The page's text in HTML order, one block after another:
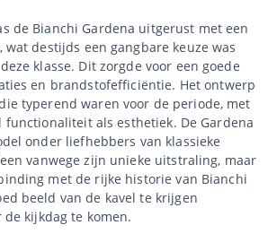
de Bianchi Gardena uitgerust met een
wat destijds een gangbare keuze was
klasse. Dit zorgde voor een goede
en brandstofefficiëntie. Het ontwerp
typerend waren voor de periode, met
functionaliteit als esthetiek. De Gardena
onder liefhebbers van klassieke
vanwege zijn unieke uitstraling, maar
met de rijke historie van Bianchi
beeld van de kavel te krijgen
kijkdag te komen.